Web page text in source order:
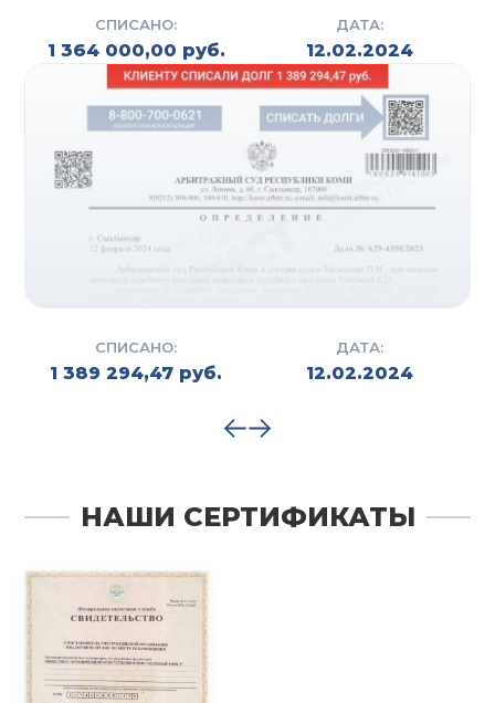
СПИСАНО:
1 364 000,00 руб.
ДАТА:
12.02.2024
СПИСАНО:
1 389 294,47 руб.
ДАТА:
12.02.2024
НАШИ СЕРТИФИКАТЫ